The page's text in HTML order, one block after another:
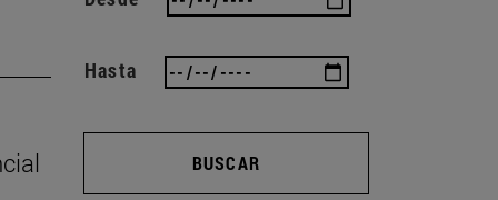
Hasta
BUSCAR